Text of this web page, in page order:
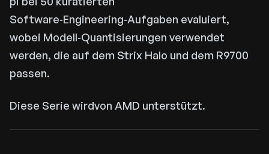
Software‑Engineering‑Aufgaben evaluiert,
wobei Modell‑Quantisierungen verwendet
werden, die auf dem Strix Halo und dem R9700
passen.
Diese Serie wirdvon AMD unterstützt.